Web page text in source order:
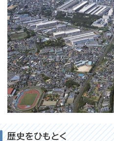
歴史をひもとく